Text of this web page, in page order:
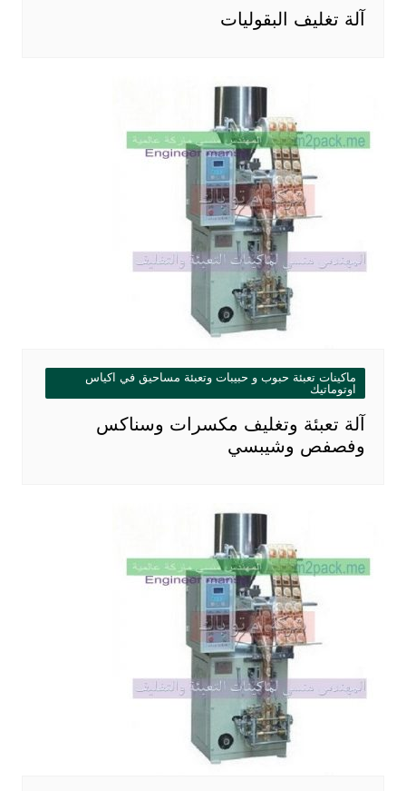
آلة تغليف البقوليات
ماكينات تعبئة حبوب و حبيبات وتعبئة مساحيق في اكياس
اوتوماتيك
آلة تعبئة وتغليف مكسرات وسناكس
وفصفص وشيبسي